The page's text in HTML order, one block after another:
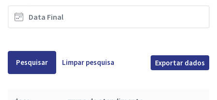
Pesquisar Limpar pesquisa Exportar dados